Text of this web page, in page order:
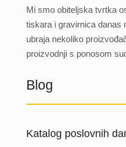
Mi smo obiteljska tvrtka
tiskara i gravirnica danas
ubraja nekoliko
proizvodnji s ponosom
Blog
Katalog poslovnih